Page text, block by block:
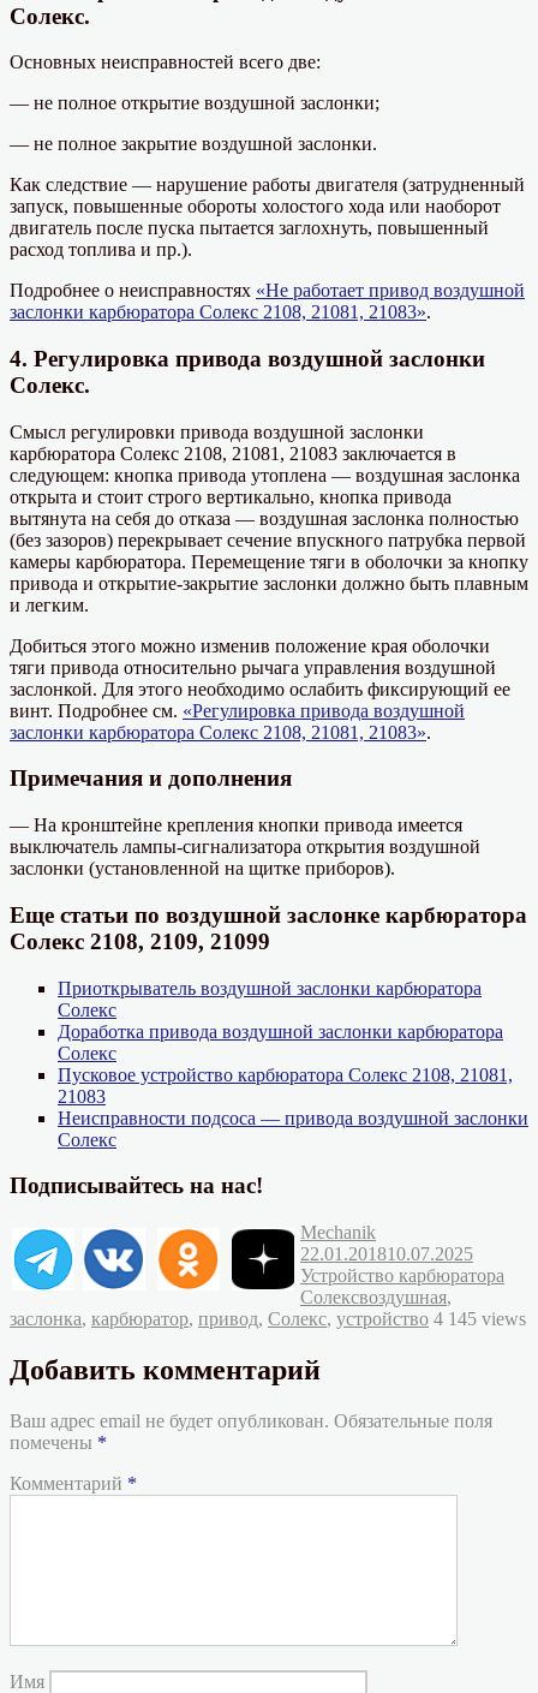
Солекс.
Основных неисправностей всего две:
— не полное открытие воздушной заслонки;
— не полное закрытие воздушной заслонки.
Как следствие — нарушение работы двигателя (затрудненный
запуск, повышенные обороты холостого хода или наоборот
двигатель после пуска пытается заглохнуть, повышенный
расход топлива и пр.).
Подробнее о неисправностях «Не работает привод воздушной
заслонки карбюратора Солекс 2108, 21081, 21083».
4. Регулировка привода воздушной заслонки
Солекс.
Смысл регулировки привода воздушной заслонки
карбюратора Солекс 2108, 21081, 21083 заключается в
следующем: кнопка привода утоплена — воздушная заслонка
открыта и стоит строго вертикально, кнопка привода
вытянута на себя до отказа — воздушная заслонка полностью
(без зазоров) перекрывает сечение впускного патрубка первой
камеры карбюратора. Перемещение тяги в оболочки за кнопку
привода и открытие-закрытие заслонки должно быть плавным
и легким.
Добиться этого можно изменив положение края оболочки
тяги привода относительно рычага управления воздушной
заслонкой. Для этого необходимо ослабить фиксирующий ее
винт. Подробнее см. «Регулировка привода воздушной
заслонки карбюратора Солекс 2108, 21081, 21083».
Примечания и дополнения
— На кронштейне крепления кнопки привода имеется
выключатель лампы-сигнализатора открытия воздушной
заслонки (установленной на щитке приборов).
Еще статьи по воздушной заслонке карбюратора
Солекс 2108, 2109, 21099
Приоткрыватель воздушной заслонки карбюратора
Солекс
Доработка привода воздушной заслонки карбюратора
Солекс
Пусковое устройство карбюратора Солекс 2108, 21081,
21083
Неисправности подсоса — привода воздушной заслонки
Солекс
Подписывайтесь на нас!
Автор
MechanikОпубликовано
22.01.201810.07.2025
Устройство карбюратора
СолексМетки
воздушная,
заслонка, карбюратор, привод, Солекс, устройство 4 145 views
Добавить комментарий
Ваш адрес email не будет опубликован. Обязательные поля
помечены *
Комментарий *
Имя